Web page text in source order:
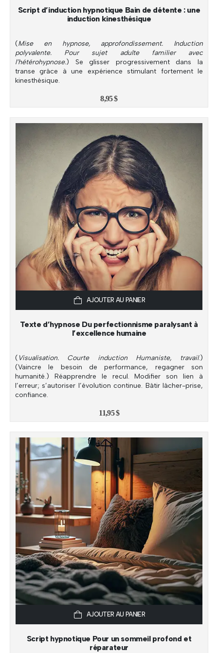
Script d’induction hypnotique Bain de détente : une
induction kinesthésique
(Mise en hypnose, approfondissement. Induction
polyvalente. Pour sujet adulte familier avec
l’hétérohypnose.) Se glisser progressivement dans la
transe grâce à une expérience stimulant fortement le
kinesthésique.
8,95$
AJOUTER AU PANIER
Texte d’hypnose Du perfectionnisme paralysant à
l’excellence humaine
( Visualisation. Courte induction Humaniste, travail.)
(Vaincre le besoin de performance, regagner son
humanité.) Réapprendre le recul. Modifier son lien à
l’erreur; s’autoriser l’évolution continue. Bâtir lâcher-prise,
confiance.
11,95$
AJOUTER AU PANIER
Script hypnotique Pour un sommeil profond et
réparateur